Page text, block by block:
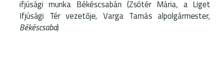
ifjúsági munka Békéscsabán (Zsótér Mária, a Liget
Ifjúsági Tér vezetője, Varga Tamás alpolgármester,
Békéscsaba)